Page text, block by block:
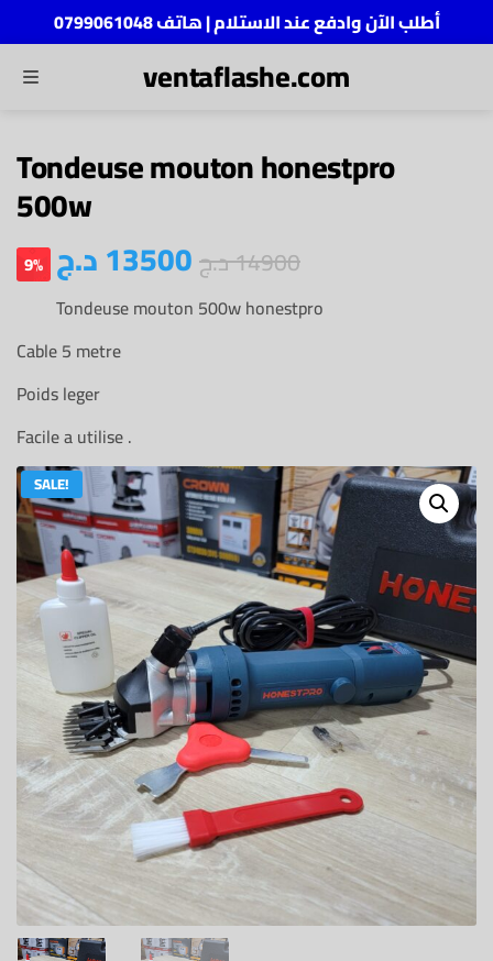
أطلب الآن وادفع عند الاستلام | هاتف 0799061048
MENU ventaflashe.com
Tondeuse mouton honestpro
500w
13500د.ج 14900د.ج 9%
Tondeuse mouton 500w honestpro
Cable 5 metre
Poids leger
Facile a utilise .
SALE!